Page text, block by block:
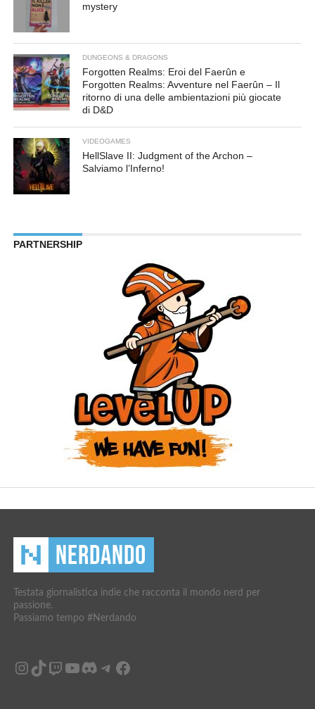
mystery
DUNGEONS & DRAGONS
Forgotten Realms: Eroi del Faerûn e
Forgotten Realms: Avventure nel Faerûn – Il
ritorno di una delle ambientazioni più giocate
di D&D
VIDEOGAMES
HellSlave II: Judgment of the Archon –
Salviamo l’Inferno!
PARTNERSHIP
Testata giornalistica indie che racconta il mondo nerd per
passione.
Passiamo tempo #Nerdando
Instagram
TikTok
Twitch
YouTube
Discord
Telegram
Facebook